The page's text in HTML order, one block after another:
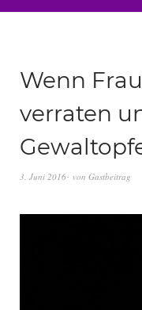
Wenn
verraten
3. Juni 2016 von Gastbeitrag